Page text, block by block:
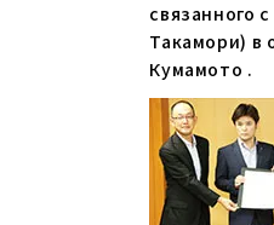
связанного
Такамори) в
Кумамото .